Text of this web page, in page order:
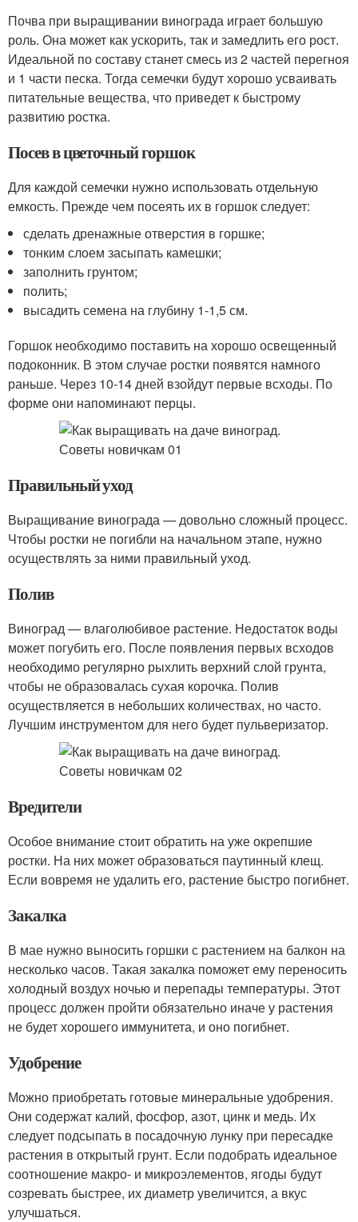
Почва при выращивании винограда играет большую
роль. Она может как ускорить, так и замедлить его рост.
Идеальной по составу станет смесь из 2 частей перегноя
и 1 части песка. Тогда семечки будут хорошо усваивать
питательные вещества, что приведет к быстрому
развитию ростка.
Посев в цветочный горшок
Для каждой семечки нужно использовать отдельную
емкость. Прежде чем посеять их в горшок следует:
сделать дренажные отверстия в горшке;
тонким слоем засыпать камешки;
заполнить грунтом;
полить;
высадить семена на глубину 1-1,5 см.
Горшок необходимо поставить на хорошо освещенный
подоконник. В этом случае ростки появятся намного
раньше. Через 10-14 дней взойдут первые всходы. По
форме они напоминают перцы.
Правильный уход
Выращивание винограда — довольно сложный процесс.
Чтобы ростки не погибли на начальном этапе, нужно
осуществлять за ними правильный уход.
Полив
Виноград — влаголюбивое растение. Недостаток воды
может погубить его. После появления первых всходов
необходимо регулярно рыхлить верхний слой грунта,
чтобы не образовалась сухая корочка. Полив
осуществляется в небольших количествах, но часто.
Лучшим инструментом для него будет пульверизатор.
Вредители
Особое внимание стоит обратить на уже окрепшие
ростки. На них может образоваться паутинный клещ.
Если вовремя не удалить его, растение быстро погибнет.
Закалка
В мае нужно выносить горшки с растением на балкон на
несколько часов. Такая закалка поможет ему переносить
холодный воздух ночью и перепады температуры. Этот
процесс должен пройти обязательно иначе у растения
не будет хорошего иммунитета, и оно погибнет.
Удобрение
Можно приобретать готовые минеральные удобрения.
Они содержат калий, фосфор, азот, цинк и медь. Их
следует подсыпать в посадочную лунку при пересадке
растения в открытый грунт. Если подобрать идеальное
соотношение макро- и микроэлементов, ягоды будут
созревать быстрее, их диаметр увеличится, а вкус
улучшаться.